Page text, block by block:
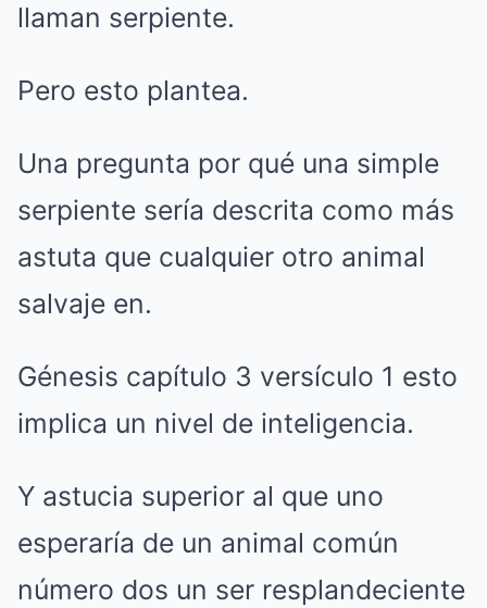
llaman serpiente.
Pero esto plantea.
Una pregunta por qué una simple
serpiente sería descrita como más
astuta que cualquier otro animal
salvaje en.
Génesis capítulo 3 versículo 1 esto
implica un nivel de inteligencia.
Y astucia superior al que uno
esperaría de un animal común
número dos un ser resplandeciente